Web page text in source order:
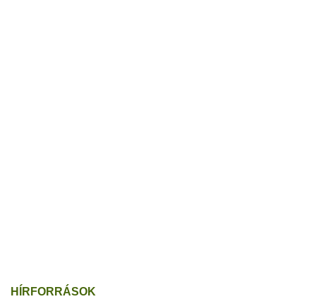
HÍRFORRÁSOK